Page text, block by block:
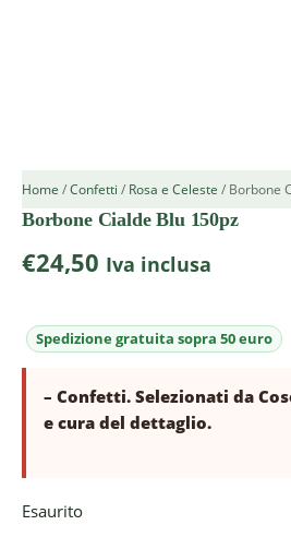
Home /Confetti / Rosa e Celeste / Borbone
Borbone Cialde Blu 150pz
€24,50 Iva inclusa
– Confetti. Selezionati da
e cura del dettaglio.
Esaurito